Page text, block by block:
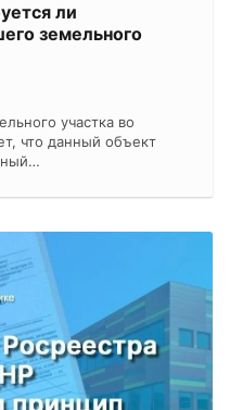
ли
земельного
участка во
что данный объект